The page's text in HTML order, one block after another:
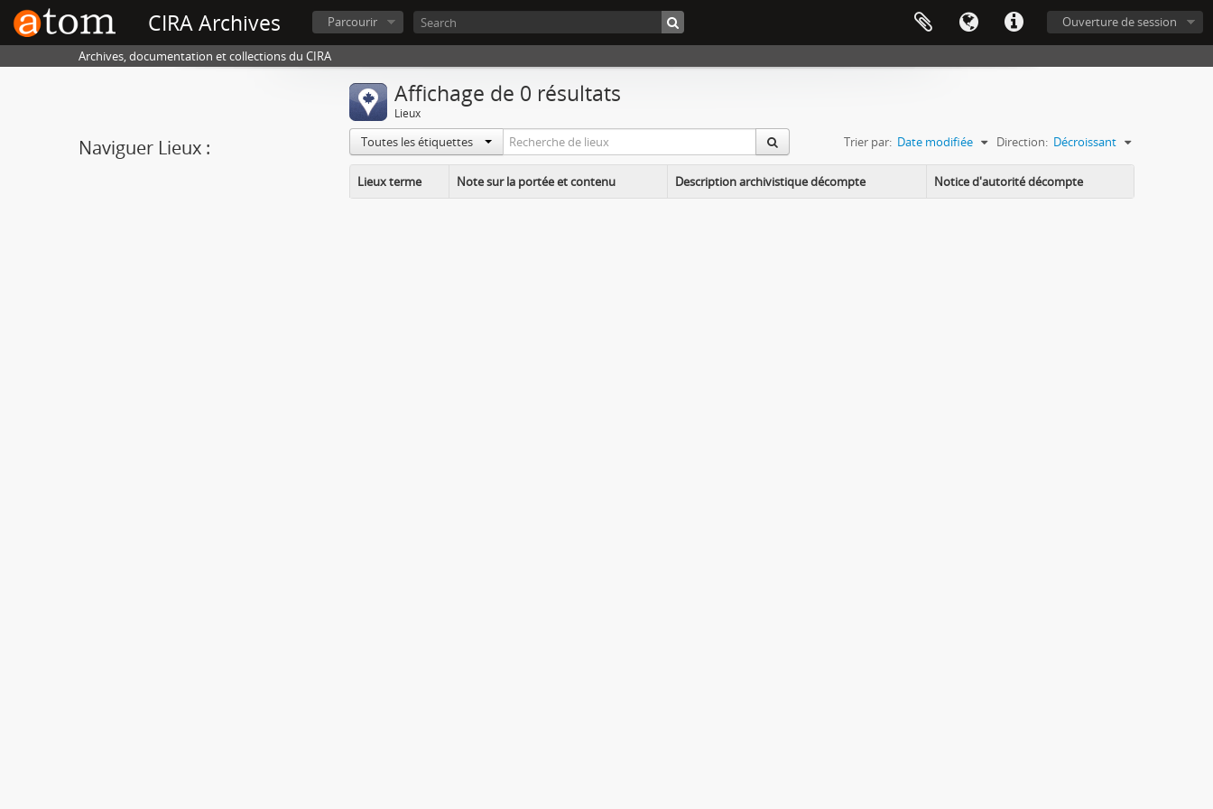
CIRA Archives Ouverture de session
Parcourir
Archives, documentation et collections du CIRA
Naviguer Lieux :
Affichage de 0 résultats
Lieux
Toutes les étiquettes Trier par: Date modifiée Direction: Décroissant
Lieux terme Note sur la portée et contenu Description archivistique décompte Notice d'autorité décompte